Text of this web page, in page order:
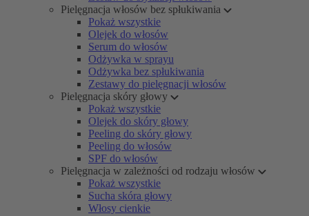
Pielęgnacja włosów bez spłukiwania
Pokaż wszystkie
Olejek do włosów
Serum do włosów
Odżywka w sprayu
Odżywka bez spłukiwania
Zestawy do pielęgnacji włosów
Pielęgnacja skóry głowy
Pokaż wszystkie
Olejek do skóry głowy
Peeling do skóry głowy
Peeling do włosów
SPF do włosów
Pielęgnacja w zależności od rodzaju włosów
Pokaż wszystkie
Sucha skóra głowy
Włosy cienkie